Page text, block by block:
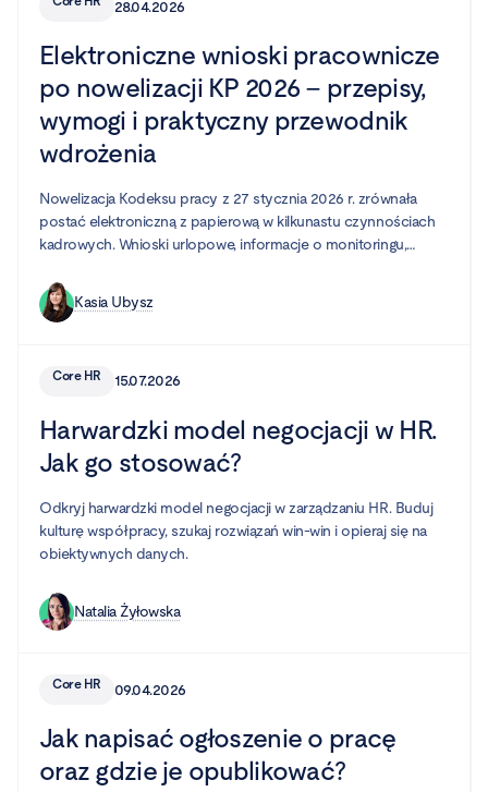
28.04.2026
Elektroniczne wnioski pracownicze
po nowelizacji KP 2026 – przepisy,
wymogi i praktyczny przewodnik
wdrożenia
Nowelizacja Kodeksu pracy z 27 stycznia 2026 r. zrównała
postać elektroniczną z papierową w kilkunastu czynnościach
kadrowych. Wnioski urlopowe, informacje o monitoringu,
wydruku i podpisu. Ale „można" nie znaczy „wystarczy wysłać
maila". Poniżej wyjaśniamy, co dokładnie obejmuje zmiana, jakie
Kasia Ubysz
Core HR 15.07.2026
Harwardzki model negocjacji w HR.
Jak go stosować?
Odkryj harwardzki model negocjacji w zarządzaniu HR. Buduj
kulturę współpracy, szukaj rozwiązań win-win i opieraj się na
obiektywnych danych.
Natalia Żyłowska
Core HR 09.04.2026
Jak napisać ogłoszenie o pracę
oraz gdzie je opublikować?